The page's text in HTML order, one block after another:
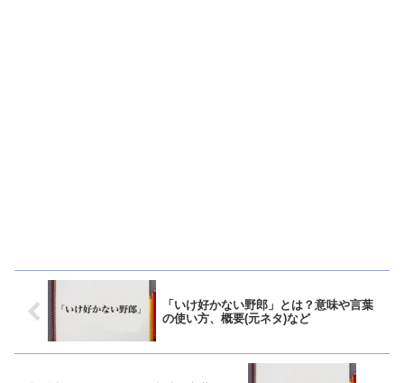
「いけ好かない野郎」とは？意味や言葉
の使い方、概要(元ネタ)など